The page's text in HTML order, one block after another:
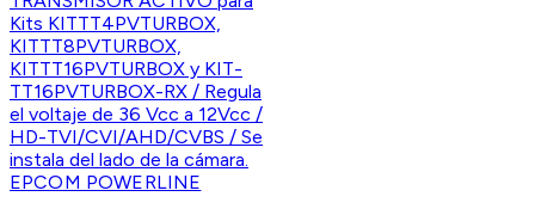
EPCOM POWERLINE